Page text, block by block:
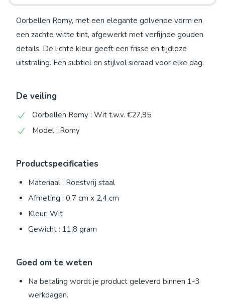
Oorbellen Romy, met een elegante golvende vorm en
een zachte witte tint, afgewerkt met verfijnde gouden
details. De lichte kleur geeft een frisse en tijdloze
uitstraling. Een subtiel en stijlvol sieraad voor elke dag.
De veiling
Oorbellen Romy : Wit t.w.v. €27,95.
Model : Romy
Productspecificaties
Materiaal : Roestvrij staal
Afmeting : 0,7 cm x 2,4 cm
Kleur: Wit
Gewicht : 11,8 gram
Goed om te weten
Na betaling wordt je product geleverd binnen 1-3
werkdagen.